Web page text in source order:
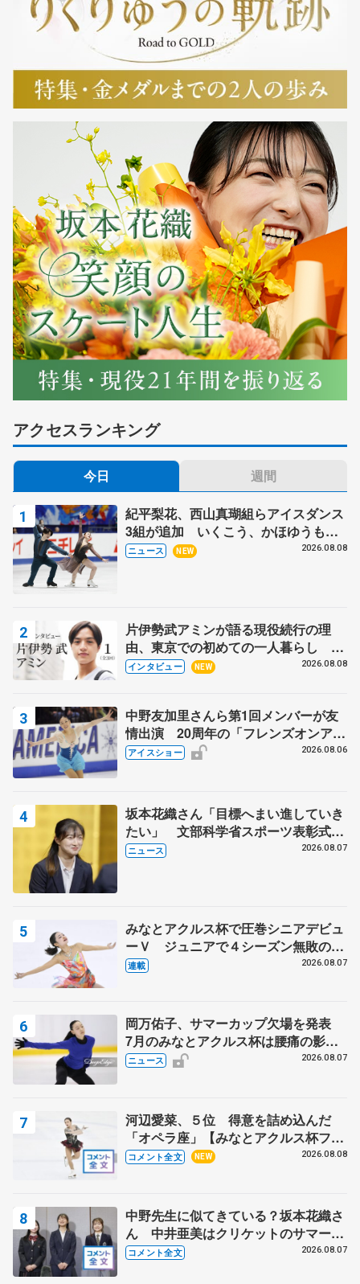
アクセスランキング
今日 週間
紀平梨花、西山真瑚組らアイスダンス
3組が追加 いくこう、かほゆうも、
木下グループ杯
ニュース NEW 2026.08.08
片伊勢武アミンが語る現役続行の理
由、東京での初めての一人暮らし 注
目スケーターの「今」に迫る
インタビュー NEW 2026.08.08
中野友加里さんら第1回メンバーが友
情出演 20周年の「フレンズオンアイ
ス」 宮本賢二さん、有川梨絵さん、
アイスショー 2026.08.06
坂本花織さん「目標へまい進していき
たい」 文部科学省スポーツ表彰式で
代表謝辞
ニュース 2026.08.07
みなとアクルス杯で圧巻シニアデビュ
ーＶ ジュニアで４シーズン無敗の島
田麻央
連載 2026.08.07
岡万佑子、サマーカップ欠場を発表
7月のみなとアクルス杯は腰痛の影響
で
ニュース 2026.08.07
河辺愛菜、５位 得意を詰め込んだ
「オペラ座」【みなとアクルス杯フリ
ー】
コメント全文 NEW 2026.08.08
中野先生に似てきている？坂本花織さ
ん 中井亜美はクリケットのサマーキ
ャンプに 島田麻央はたくさん試合に
コメント全文 2026.08.07